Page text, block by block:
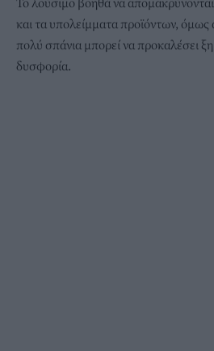
και τα υπολείμματα προϊόντων, όμως
πολύ σπάνια μπορεί να προκαλέσει
δυσφορία.